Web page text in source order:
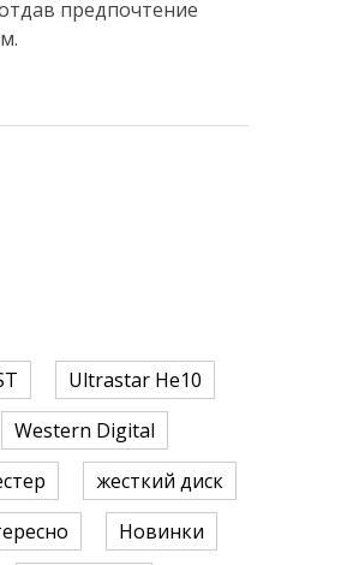
предпочтение
Ultrastar He10
Western Digital
жесткий диск
Новинки